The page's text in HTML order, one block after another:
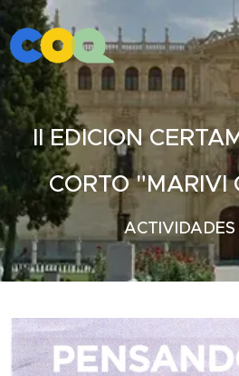
II EDICION
CORTO "MARIVI